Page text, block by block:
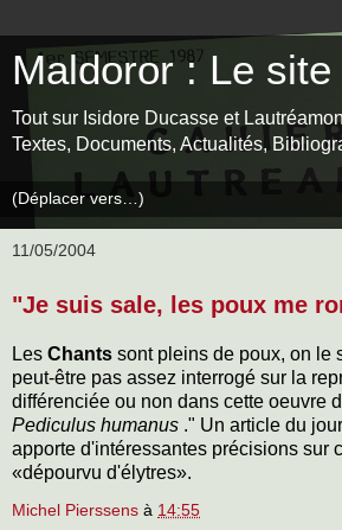
Maldoror : Le site
Tout sur Isidore Ducasse et
Textes, Documents, Actualités,
11/05/2004
"Je suis sale, les poux me
Les Chants sont pleins de poux, on le
peut-être pas assez interrogé sur la
différenciée ou non dans cette oeuvre
Pediculus humanus ." Un article du
apporte d'intéressantes précisions sur
«dépourvu d'élytres».
Michel Pierssens à 14:55